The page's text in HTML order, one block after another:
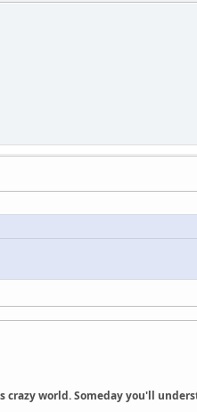
world. Someday you'll